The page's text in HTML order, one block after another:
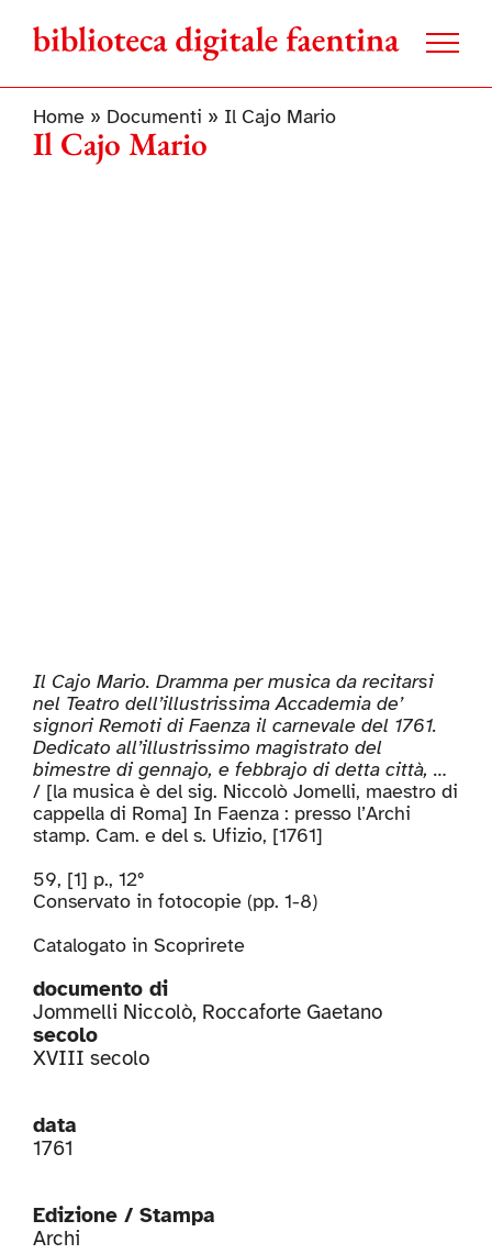
contenuto
Home» Documenti » Il Cajo Mario
Il Cajo Mario
Il Cajo Mario. Dramma per musica da recitarsi
nel Teatro dell’illustrissima Accademia de’
signori Remoti di Faenza il carnevale del 1761.
Dedicato all’illustrissimo magistrato del
bimestre di gennajo, e febbrajo di detta città, …
/ [la musica è del sig. Niccolò Jomelli, maestro di
cappella di Roma] In Faenza : presso l’Archi
stamp. Cam. e del s. Ufizio, [1761]
59, [1] p., 12°
Conservato in fotocopie (pp. 1-8)
Catalogato in Scoprirete
documento di
Jommelli Niccolò, Roccaforte Gaetano
secolo
XVIII secolo
data
1761
Edizione / Stampa
Archi